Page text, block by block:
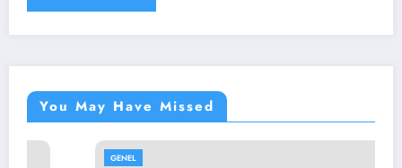
You May Have Missed